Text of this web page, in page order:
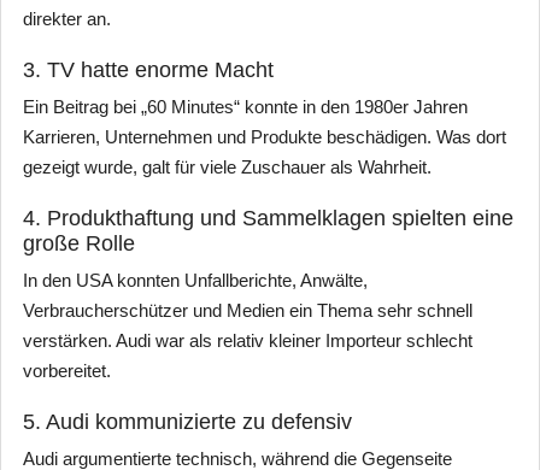
direkter an.
3. TV hatte enorme Macht
Ein Beitrag bei „60 Minutes“ konnte in den 1980er Jahren
Karrieren, Unternehmen und Produkte beschädigen. Was dort
gezeigt wurde, galt für viele Zuschauer als Wahrheit.
4. Produkthaftung und Sammelklagen spielten eine
große Rolle
In den USA konnten Unfallberichte, Anwälte,
Verbraucherschützer und Medien ein Thema sehr schnell
verstärken. Audi war als relativ kleiner Importeur schlecht
vorbereitet.
5. Audi kommunizierte zu defensiv
Audi argumentierte technisch, während die Gegenseite